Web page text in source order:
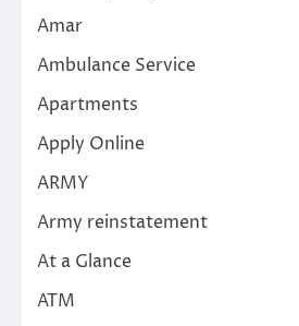
Amar
Ambulance Service
Apartments
Apply Online
ARMY
Army reinstatement
At a Glance
ATM